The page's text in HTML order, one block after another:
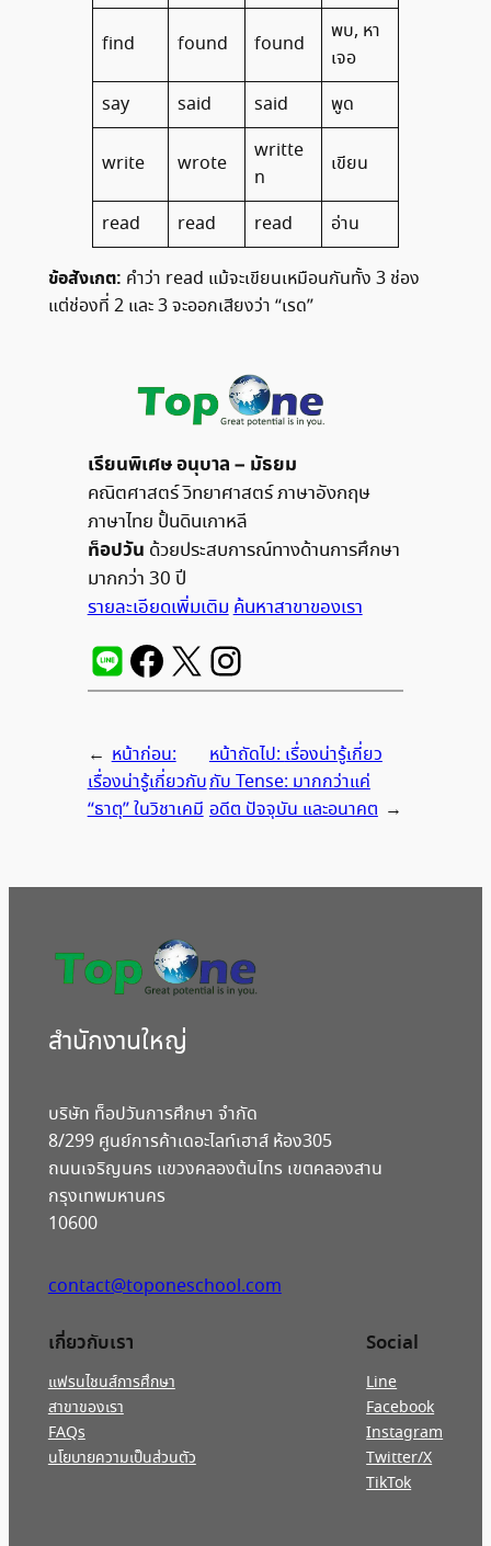
find found found
พบ, หา
เจอ
say
said said พูด
write wrote
writte
n
เขียน
read read read อ่าน
ข้อสังเกต: คำว่า read แม้จะเขียนเหมือนกันทั้ง 3 ช่อง
แต่ช่องที่ 2 และ 3 จะออกเสียงว่า “เรด”
เรียนพิเศษ อนุบาล – มัธยม
คณิตศาสตร์ วิทยาศาสตร์ ภาษาอังกฤษ
ภาษาไทย ปั้นดินเกาหลี
ท็อปวัน ด้วยประสบการณ์ทางด้านการศึกษา
มากกว่า 30 ปี
รายละเอียดเพิ่มเติมค้นหาสาขาของเรา
← หน้าก่อน:
เรื่องน่ารู้เกี่ยวกับ
“ธาตุ” ในวิชาเคมี
หน้าถัดไป:เรื่องน่ารู้เกี่ยว
กับ Tense: มากกว่าแค่
อดีต ปัจจุบัน และอนาคต →
สํานักงานใหญ่
บริษัท ท็อปวันการศึกษา จำกัด
8/299 ศูนย์การค้าเดอะไลท์เฮาส์ ห้อง305
ถนนเจริญนคร แขวงคลองต้นไทร เขตคลองสาน
กรุงเทพมหานคร
10600
contact@toponeschool.com
เกี่ยวกับเรา
แฟรนไชนส์การศึกษา
สาขาของเรา
FAQs
นโยบายความเป็นส่วนตัว
Social
Line
Facebook
Instagram
Twitter/X
TikTok